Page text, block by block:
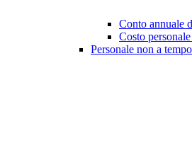
Conto annuale
Costo
Personale non a